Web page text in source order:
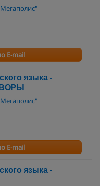
E-mail
языка -
E-mail
языка -